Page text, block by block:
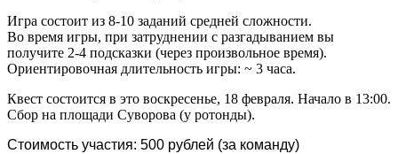
Игра состоит из 8-10 заданий средней сложности.
Во время игры, при затруднении с разгадыванием вы
получите 2-4 подсказки (через произвольное время).
Ориентировочная длительность игры: ~ 3 часа.
Квест состоится в это воскресенье, 18 февраля. Начало в 13:00.
Сбор на площади Суворова (у ротонды).
Стоимость участия: 500 рублей (за команду)